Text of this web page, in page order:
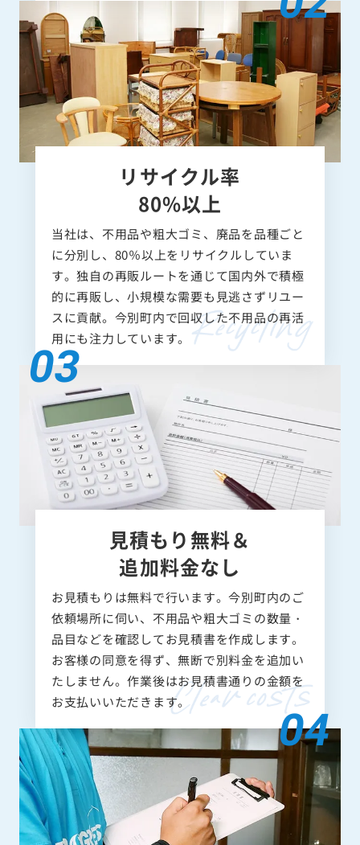
リサイクル率
80%以上
当社は、不用品や粗大ゴミ、廃品を品種ごと
に分別し、80％以上をリサイクルしていま
す。独自の再販ルートを通じて国内外で積極
的に再販し、小規模な需要も見逃さずリユー
スに貢献。今別町内で回収した不用品の再活
用にも注力しています。
見積もり無料＆
追加料金なし
お見積もりは無料で行います。今別町内のご
依頼場所に伺い、不用品や粗大ゴミの数量・
品目などを確認してお見積書を作成します。
お客様の同意を得ず、無断で別料金を追加い
たしません。作業後はお見積書通りの金額を
お支払いいただきます。